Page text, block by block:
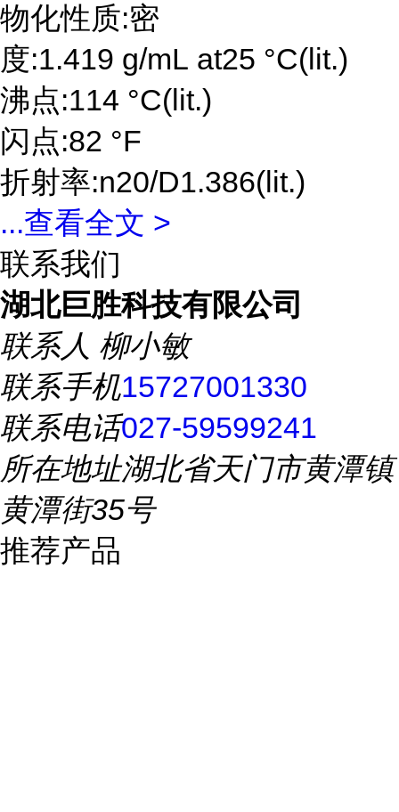
物化性质:密
度:1.419 g/mL at25 °C(lit.)
沸点:114 °C(lit.)
闪点:82 °F
折射率:n20/D1.386(lit.)
...查看全文 >
联系我们
湖北巨胜科技有限公司
联系人 柳小敏
联系手机15727001330
联系电话027-59599241
所在地址湖北省天门市黄潭镇
黄潭街35号
推荐产品